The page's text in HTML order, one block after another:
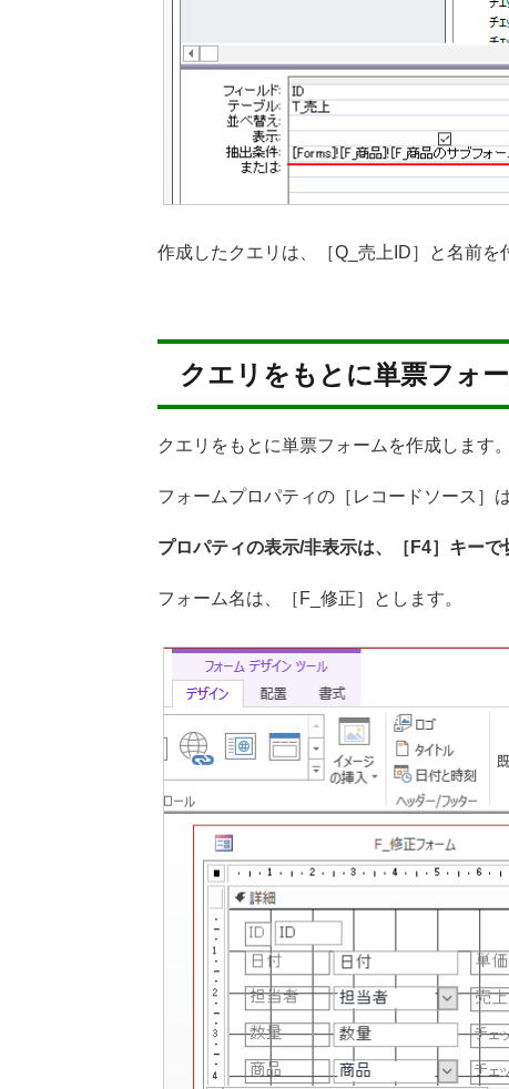
作成したクエリは、［Q_売上ID］と名前を
クエリをもとに単票フォ
クエリをもとに単票フォームを作成します。
フォームプロパティの［レコードソース］
プロパティの表示/非表示は、［F4］キーで
フォーム名は、［F_修正］とします。